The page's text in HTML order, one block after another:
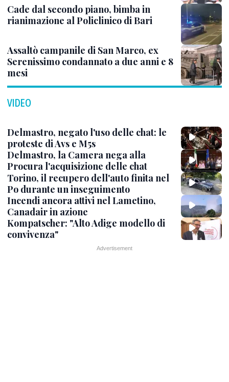
Cade dal secondo piano, bimba in
rianimazione al Policlinico di Bari
Assaltò campanile di San Marco, ex
Serenissimo condannato a due anni e 8
mesi
VIDEO
Delmastro, negato l'uso delle chat: le
proteste di Avs e M5s
Delmastro, la Camera nega alla
Procura l'acquisizione delle chat
Torino, il recupero dell'auto finita nel
Po durante un inseguimento
Incendi ancora attivi nel Lametino,
Canadair in azione
Kompatscher: "Alto Adige modello di
convivenza"